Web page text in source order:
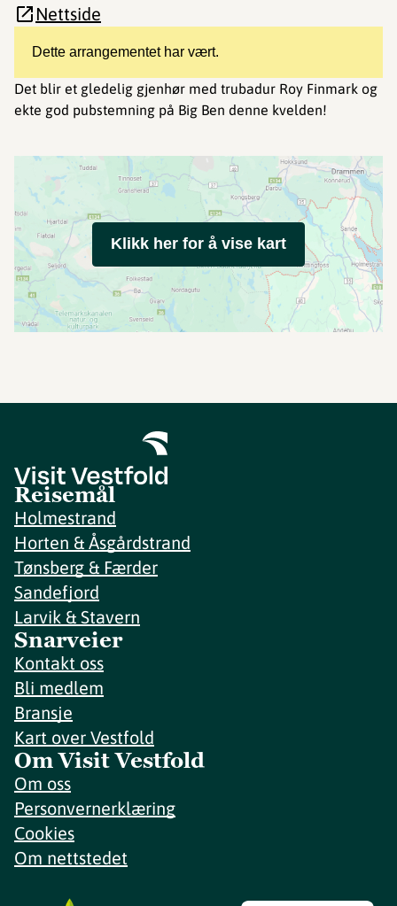
Dette arrangementet har vært.
Det blir et gledelig gjenhør med trubadur Roy Finmark og
ekte god pubstemning på Big Ben denne kvelden!
Nettside
Klikk her for å vise kart
Reisemål
Holmestrand
Horten & Åsgårdstrand
Tønsberg & Færder
Sandefjord
Larvik & Stavern
Snarveier
Kontakt oss
Bli medlem
Bransje
Kart over Vestfold
Om Visit Vestfold
Om oss
Personvernerklæring
Cookies
Om nettstedet